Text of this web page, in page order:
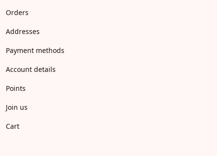
Orders
Addresses
Payment methods
Account details
Points
Join us
Cart